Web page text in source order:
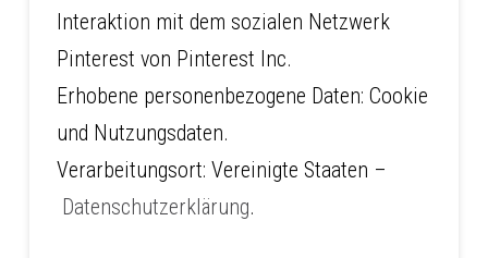
Interaktion mit dem sozialen Netzwerk
Pinterest von Pinterest Inc.
Erhobene personenbezogene Daten: Cookie
und Nutzungsdaten.
Verarbeitungsort: Vereinigte Staaten –
Datenschutzerklärung.